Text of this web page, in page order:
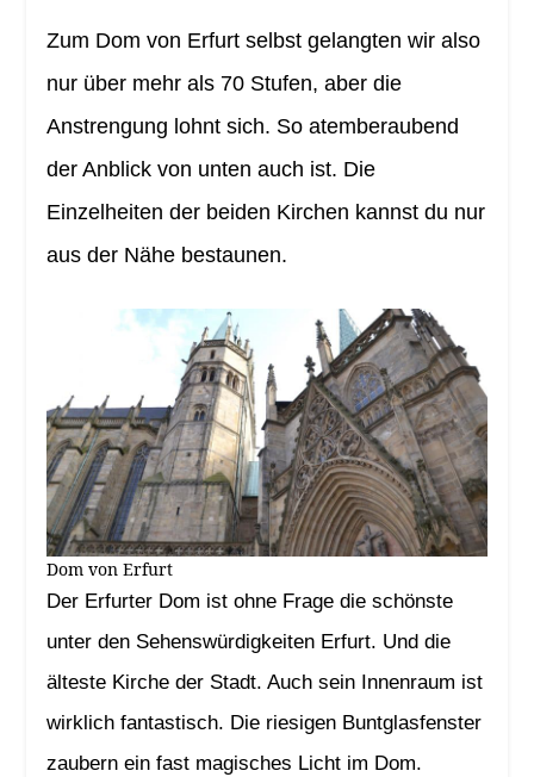
Zum Dom von Erfurt selbst gelangten wir also
nur über mehr als 70 Stufen, aber die
Anstrengung lohnt sich. So atemberaubend
der Anblick von unten auch ist. Die
Einzelheiten der beiden Kirchen kannst du nur
aus der Nähe bestaunen.
Dom von Erfurt
Der Erfurter Dom ist ohne Frage die schönste
unter den Sehenswürdigkeiten Erfurt. Und die
älteste Kirche der Stadt. Auch sein Innenraum ist
wirklich fantastisch. Die riesigen Buntglasfenster
zaubern ein fast magisches Licht im Dom.